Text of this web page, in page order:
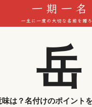
岳
味は？名付けのポイント